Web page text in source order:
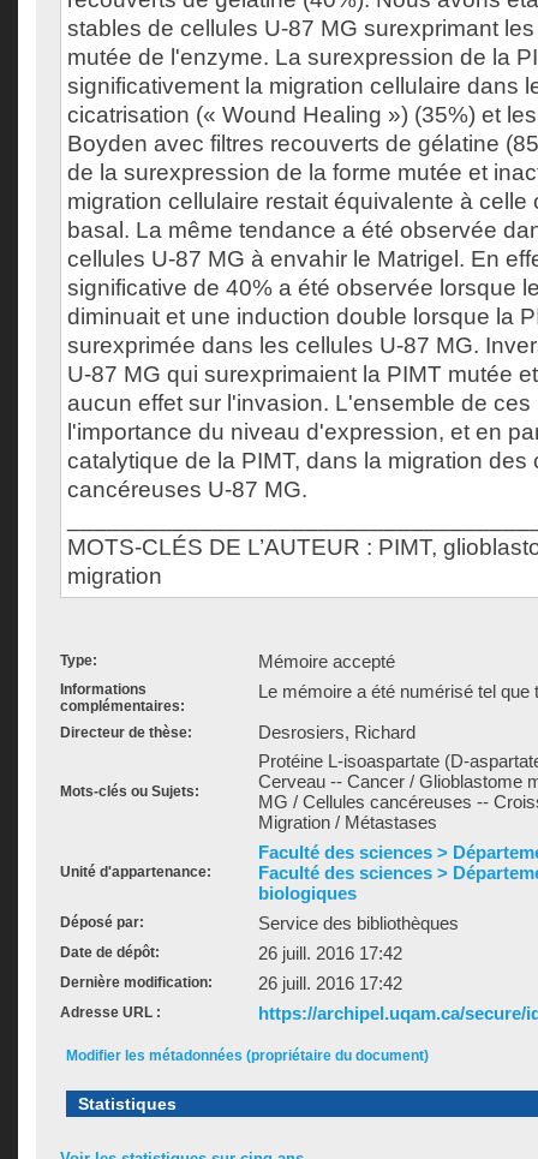
stables de cellules U-87 MG surexprimant
mutée de l'enzyme. La surexpression de la
significativement la migration cellulaire dans
cicatrisation (« Wound Healing ») (35%) et
Boyden avec filtres recouverts de gélatine
de la surexpression de la forme mutée et
migration cellulaire restait équivalente à
basal. La même tendance a été observée
cellules U-87 MG à envahir le Matrigel. En
significative de 40% a été observée lorsque
diminuait et une induction double lorsque la
surexprimée dans les cellules U-87 MG.
U-87 MG qui surexprimaient la PIMT mutée
aucun effet sur l'invasion. L'ensemble de ces
l'importance du niveau d'expression, et en
catalytique de la PIMT, dans la migration des
cancéreuses U-87 MG.
MOTS-CLÉS DE L’AUTEUR : PIMT,
migration
Type: Mémoire accepté
Informations
complémentaires:
Le mémoire a été numérisé tel que
Directeur de thèse: Desrosiers, Richard
Mots-clés ou Sujets:
Protéine L-isoaspartate (D-
Cerveau -- Cancer / Glioblastome
MG / Cellules cancéreuses --
Migration / Métastases
Unité d'appartenance:
Faculté des sciences >
Faculté des sciences >
biologiques
Déposé par: Service des bibliothèques
Date de dépôt: 26 juill. 2016 17:42
Dernière modification: 26 juill. 2016 17:42
Adresse URL : https://archipel.uqam.ca/secure/
Modifier les métadonnées (propriétaire du document)
Statistiques